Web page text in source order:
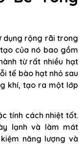
dụng rộng rãi trong
của nó bao gồm
từ rất nhiều hạt
tế bào hạt nhỏ sau
khí, tạo ra một lớp
tính cách nhiệt tốt.
lạnh và làm mát
năng lượng và